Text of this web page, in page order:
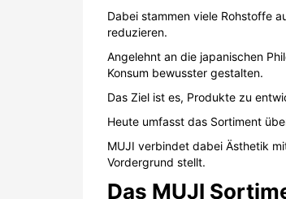
Dabei stammen viele Rohstoffe
reduzieren.
Angelehnt an die japanischen
Konsum bewusster gestalten.
Das Ziel ist es, Produkte zu
Heute umfasst das Sortiment
MUJI verbindet dabei Ästhetik
Vordergrund stellt.
Das MUJI